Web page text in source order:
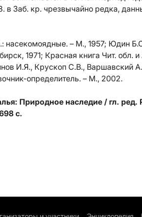
в Заб. кр. чрезвычайно редка,
насекомоядные. – М., 1957; Юдин
1971; Красная книга Чит. обл. и
И.Я., Крускоп С.В., Варшавский
определитель. – М., 2002.
Природное наследие / гл. ред.
с.